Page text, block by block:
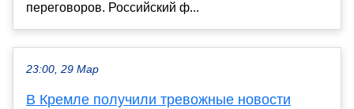
переговоров. Российский ф...
23:00, 29 Мар
В Кремле получили тревожные новости